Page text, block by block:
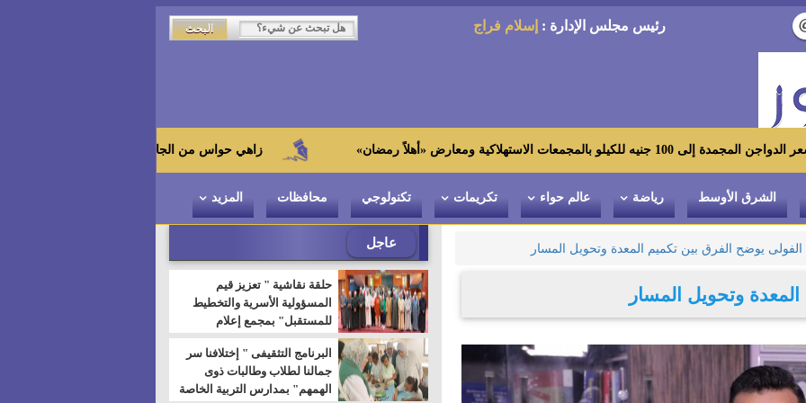
رئيس مجلس الإدارة : إسلام فراج
زاهي حواس من الجامعة اليابانية : "توت عنخ آمون" هو بطل «أهلاً رمضان»
الشرق الأوسط رياضة عالم حواء تكريمات تكنولوجي محافظات المزيد
الفولى يوضح الفرق بين تكميم المعدة وتحويل المسار
وتحويل المسار
عاجل
حلقة نقاشية " تعزيز قيم
المسؤولية الأسرية والتخطيط
للمستقبل" بمجمع إعلام
السويس
البرنامج التثقيفى " إختلافنا سر
جمالنا لطلاب وطالبات ذوى
الهمهم" بمدارس التربية الخاصة